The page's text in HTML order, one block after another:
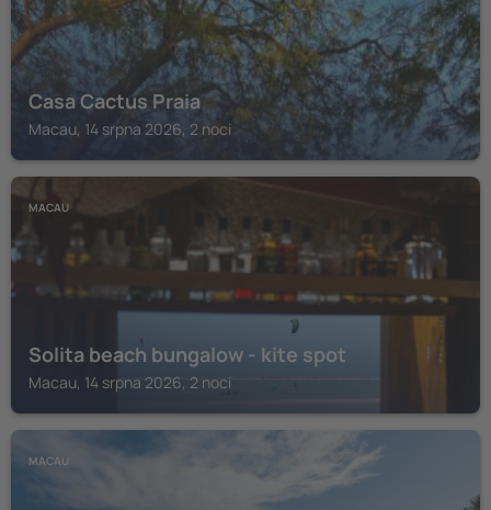
Casa Cactus Praia
Macau, 14 srpna 2026, 2 noci
MACAU
Solita beach bungalow - kite spot
Macau, 14 srpna 2026, 2 noci
MACAU